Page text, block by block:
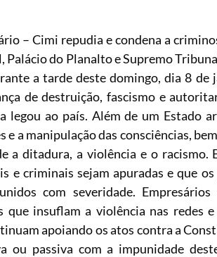
– Cimi repudia e condena a
Palácio do Planalto e Supremo
a tarde deste domingo, dia 8 de
de destruição, fascismo e
legou ao país. Além de um Estado
a manipulação das consciências,
a ditadura, a violência e o racismo.
e criminais sejam apuradas e que
com severidade.
insuflam a violência nas redes
apoiando os atos contra a
ou passiva com a impunidade